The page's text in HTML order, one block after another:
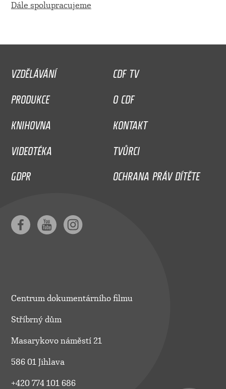
Dále spolupracujeme
VZDĚLÁVÁNÍ
CDF TV
PRODUKCE
O CDF
KNIHOVNA
KONTAKT
VIDEOTÉKA
TVŮRCI
GDPR
OCHRANA PRÁV DÍTĚTE
Centrum dokumentárního filmu
Stříbrný dům
Masarykovo náměstí 21
586 01 Jihlava
+420 774 101 686